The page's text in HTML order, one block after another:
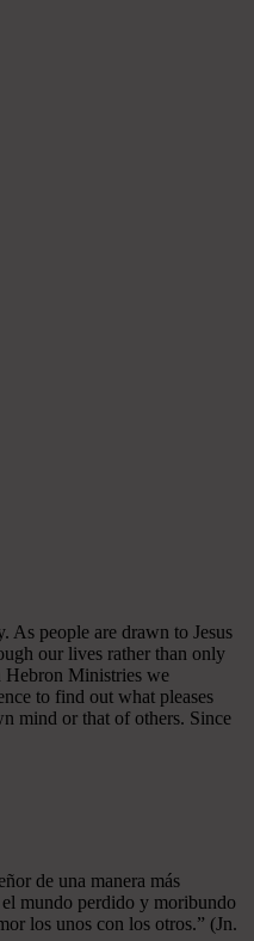
As people are drawn to Jesus
our lives rather than only
Hebron Ministries we
to find out what pleases
mind or that of others. Since
de una manera más
mundo perdido y moribundo
los unos con los otros.” (Jn.